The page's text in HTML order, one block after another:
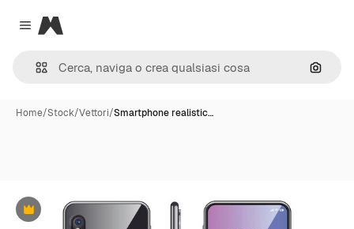
Close menu
Magnific
Cerca
Home/Stock/Vettori/Smartphone realistic…
Premium